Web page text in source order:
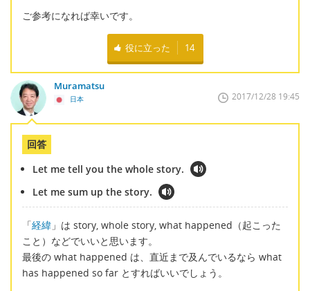
ご参考になれば幸いです。
役に立った 14
Muramatsu
日本 2017/12/28 19:45
回答
Let me tell you the whole story.
Let me sum up the story.
「経緯 」は story, whole story, what happened（起こった
こと）などでいいと思います。
最後の what happened は、直近まで及んでいるなら what
has happened so far とすればいいでしょう。